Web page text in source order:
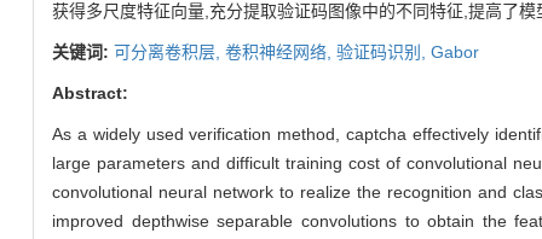
获得多尺度特征向量,充分提取验证码图像中的不同特征,提高了
关键词: 可分离卷积层, 卷积神经网络, 验证码识别, Gabor
Abstract:
As a widely used verification method, captcha effectively
large parameters and difficult training cost of convolutional
convolutional neural network to realize the recognition and
improved depthwise separable convolutions to obtain the